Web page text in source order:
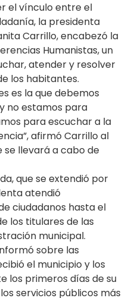
el vínculo entre el
la presidenta
Carrillo, encabezó la
Humanistas, un
atender y resolver
los habitantes.
es la que debemos
no estamos para
para escuchar a la
afirmó Carrillo al
se llevará a cabo de
que se extendió por
atendió
ciudadanos hasta el
los titulares de las
municipal.
sobre las
el municipio y los
los primeros días de su
servicios públicos más